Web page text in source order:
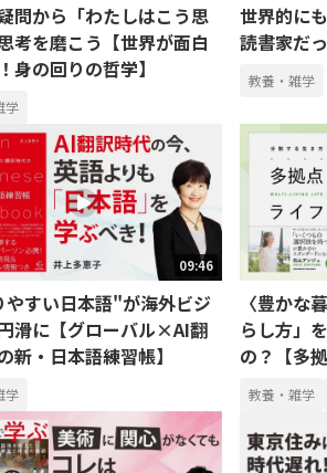
問から「わたしはこう思
考を磨こう【世界が面白
身の回りの哲学】
学
世界的に
読書家だ
教養・雑学
09:46
すい日本語"が海外ビジ
滑に【グローバル×AI翻
新・日本語練習帳】
学
〈豊かな
らし方」
の？【多
教養・雑学